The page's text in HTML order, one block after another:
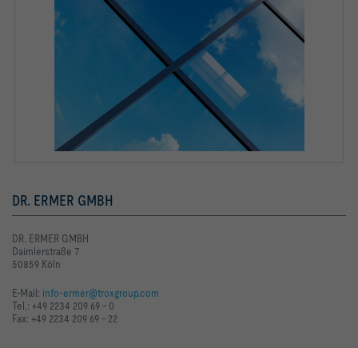
DR. ERMER GMBH
DR. ERMER GMBH
Daimlerstraße 7
50859 Köln
E-Mail: info-ermer@troxgroup.com
Tel.: +49 2234 209 69 - 0
Fax: +49 2234 209 69 - 22